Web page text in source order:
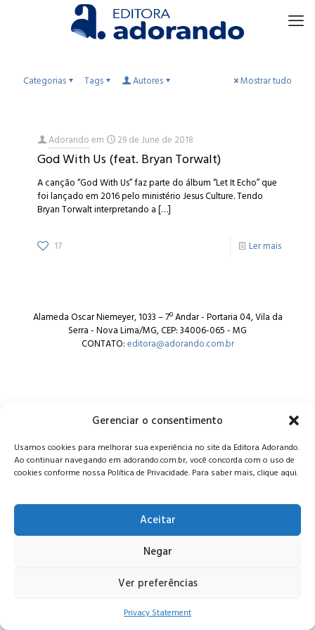
Gerenciar o consentimento
Usamos cookies para melhorar sua experiência no site da Editora Adorando.
Ao continuar navegando em adorando.com.br, você concorda com o uso de
cookies conforme nossa Política de Privacidade. Para saber mais, clique aqui.
Aceitar
Negar
Ver preferências
Privacy Statement
Categorias Tags Autores Mostrar tudo
Adorandoem 29 de June de 2018
God With Us (feat. Bryan Torwalt)
A canção “God With Us” faz parte do álbum “Let It Echo” que
foi lançado em 2016 pelo ministério Jesus Culture. Tendo
Bryan Torwalt interpretando a[…]
17 Ler mais
Alameda Oscar Niemeyer, 1033 – 7º Andar - Portaria 04, Vila da
Serra - Nova Lima/MG, CEP: 34006-065 - MG
CONTATO:editora@adorando.com.br
© Editora Adorando 2026. Todos os direitos reservados.
Consulte nossapolítica de privacidade.